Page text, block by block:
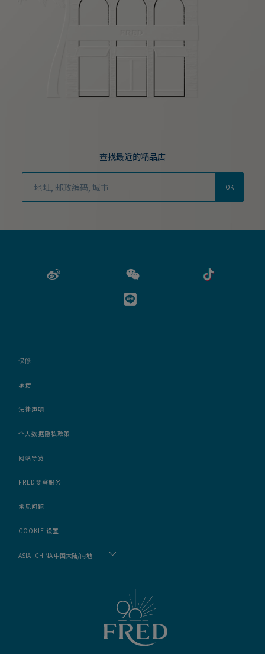
查找最近的精品店
OK
保修
承诺
法律声明
个人数据隐私政策
网站导览
FRED斐登服务
常见问题
COOKIE 设置
ASIA - CHINA 中国大陆/内地